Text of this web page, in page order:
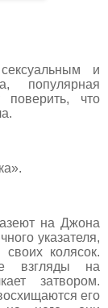
и
популярная
что
на Джона
указателя,
колясок.
взгляды на
затвором.
его